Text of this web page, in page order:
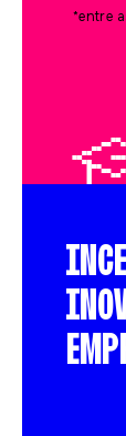
*entre